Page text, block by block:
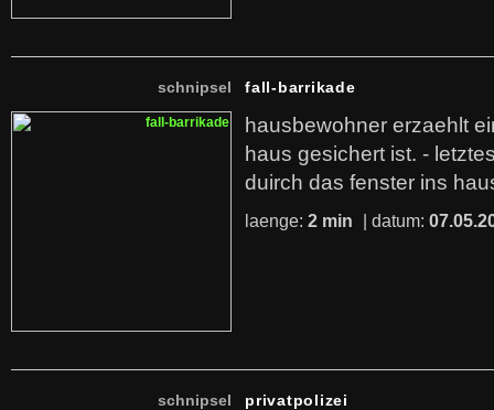
schnipsel fall-barrikade
hausbewohner erzaehlt
haus gesichert ist. -
duirch das fenster ins
laenge: 2 min | datum:
schnipsel privatpolizei